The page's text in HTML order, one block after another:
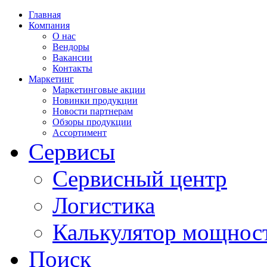
Главная
Компания
О нас
Вендоры
Вакансии
Контакты
Маркетинг
Маркетинговые акции
Новинки продукции
Новости партнерам
Обзоры продукции
Ассортимент
Сервисы
Сервисный центр
Логистика
Калькулятор
Поиск